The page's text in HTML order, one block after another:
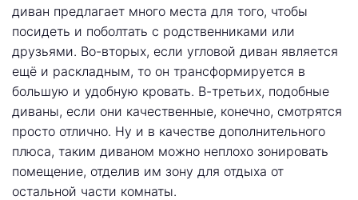
диван предлагает много места для того, чтобы
посидеть и поболтать с родственниками или
друзьями. Во-вторых, если угловой диван является
ещё и раскладным, то он трансформируется в
большую и удобную кровать. В-третьих, подобные
диваны, если они качественные, конечно, смотрятся
просто отлично. Ну и в качестве дополнительного
плюса, таким диваном можно неплохо зонировать
помещение, отделив им зону для отдыха от
остальной части комнаты.